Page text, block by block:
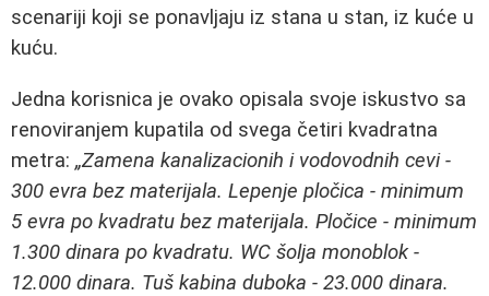
scenariji koji se ponavljaju iz stana u stan, iz kuće u
kuću.
Jedna korisnica je ovako opisala svoje iskustvo sa
renoviranjem kupatila od svega četiri kvadratna
metra: „Zamena kanalizacionih i vodovodnih cevi -
300 evra bez materijala. Lepenje pločica - minimum
5 evra po kvadratu bez materijala. Pločice - minimum
1.300 dinara po kvadratu. WC šolja monoblok -
12.000 dinara. Tuš kabina duboka - 23.000 dinara.